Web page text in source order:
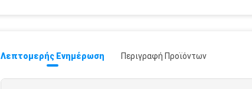
Λεπτομερής Ενημέρωση Περιγραφή Προϊόντων